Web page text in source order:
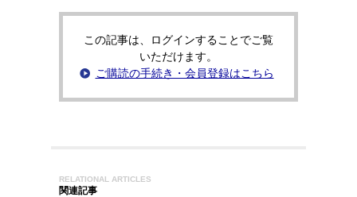
この記事は、ログインすることでご覧
いただけます。
ご購読の手続き・会員登録はこちら
RELATIONAL ARTICLES
関連記事